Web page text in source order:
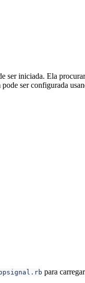
ser iniciada. Ela
ser configurada
para